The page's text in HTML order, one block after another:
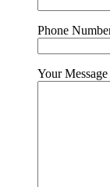
Phone
Your